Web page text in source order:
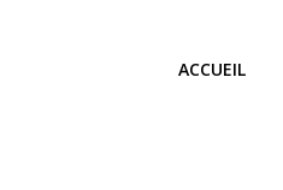
ACCUEIL